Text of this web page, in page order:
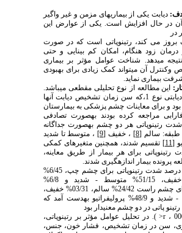
دیابت یکی از بیماری­های مزمن و غیر واگیر
در حال افزایش است. یکی از عوارض این
در
بروز می­ کند، رتینوپاتی است که در صورت
زود هنگام، امکان کم بینایی و حتی
نتیجه می­دهد. شناخت عوامل مؤثر بر بیماری
وکنترل آن می­تواند کمک زیادی برای بهبودی
بیماری نماید.
این مطالعه از نوع تحلیلی مقطعی می­باشد.
تعداد 116 بیمار دیابتی نوع 1،که سن زمان تشخیص دیابت آنها
30 سال بود و برای معاینات چشم پزشکی به بیمارستان
مراجعه کرده بودند به­صورت تصادفی
رتینوپاتی هر دو چشم به­صورت جداگانه
طبقه: سالم [8] ، خفیف [9]
، متوسط تا شدید
[11]
تقسیم شدند، هم­چنین متغیرهای کمکی
رتینوپاتی برای هر بیمار از طریق معاینه،
پرونده بیمار اندازه­گیری شدند.
: توزیع درصد شدت رتینوپاتی برای چشم چپ، 6/45%
سالم، 2/30% خفیف، 51/15% متوسط - شدید و 6/8%
پرولیفراتیو و برای چشم راست 24/42% سالم، 03/31% خفیف،
24/17% متوسط - شدید و 48/9% پرولیفراتیو به­دست آمد که
پاتی در دو چشم معنی­دار بود
(701/0 = r ، 0001/0 P< ). در تحلیل عوامل مؤثر بر رتینوپاتی،
سن در زمان تشخیص، فشار خون، جنس،